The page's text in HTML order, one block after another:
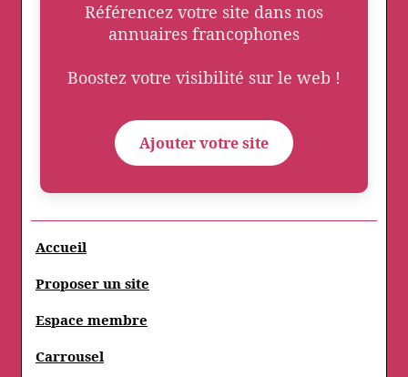
Référencez votre site dans nos
annuaires francophones
Boostez votre visibilité sur le web !
Ajouter votre site
Accueil
Proposer un site
Espace membre
Carrousel